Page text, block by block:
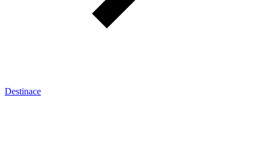
Destinace